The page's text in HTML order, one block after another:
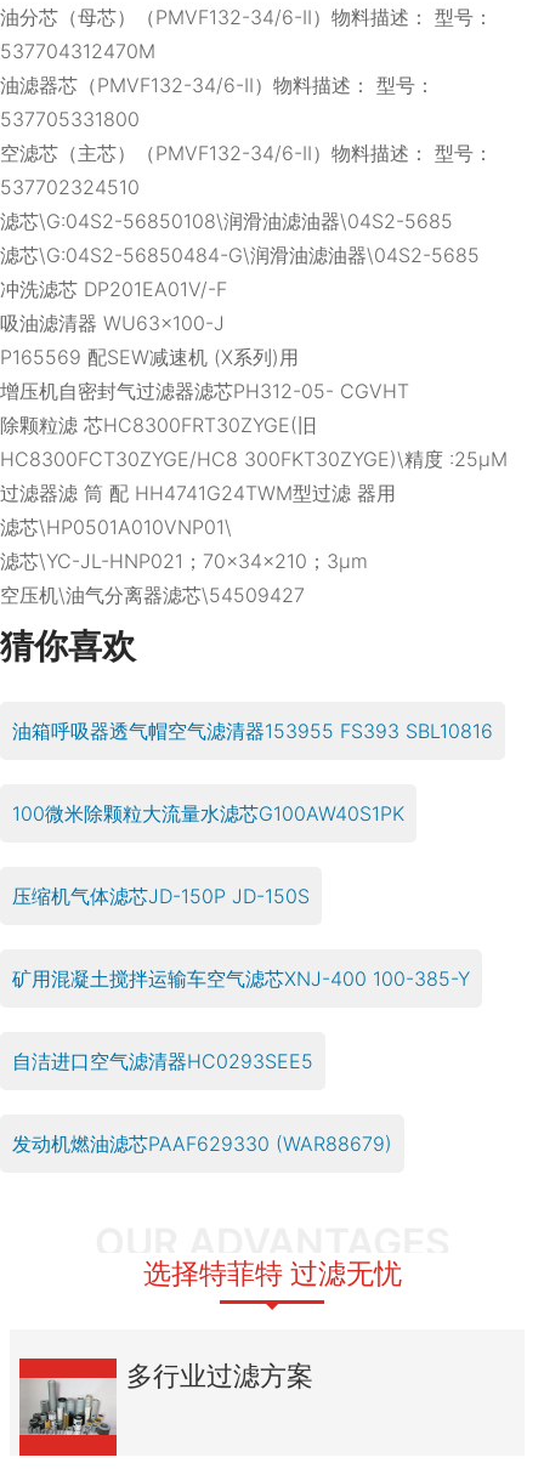
油分芯（母芯）（PMVF132-34/6-II）物料描述： 型号：
537704312470M
油滤器芯（PMVF132-34/6-II）物料描述： 型号：
537705331800
空滤芯（主芯）（PMVF132-34/6-II）物料描述： 型号：
537702324510
滤芯\G:04S2-56850108\润滑油滤油器\04S2-5685
滤芯\G:04S2-56850484-G\润滑油滤油器\04S2-5685
冲洗滤芯 DP201EA01V/-F
吸油滤清器 WU63×100-J
P165569 配SEW减速机 (X系列)用
增压机自密封气过滤器滤芯PH312-05- CGVHT
除颗粒滤 芯HC8300FRT30ZYGE(旧
HC8300FCT30ZYGE/HC8 300FKT30ZYGE)\精度 :25μM
过滤器滤 筒 配 HH4741G24TWM型过滤 器用
滤芯\HP0501A010VNP01\
滤芯\YC-JL-HNP021；70×34×210；3μm
空压机\油气分离器滤芯\54509427
猜你喜欢
油箱呼吸器透气帽空气滤清器153955 FS393 SBL10816
100微米除颗粒大流量水滤芯G100AW40S1PK
压缩机气体滤芯JD-150P JD-150S
矿用混凝土搅拌运输车空气滤芯XNJ-400 100-385-Y
自洁进口空气滤清器HC0293SEE5
发动机燃油滤芯PAAF629330 (WAR88679)
选择特菲特 过滤无忧
多行业过滤方案